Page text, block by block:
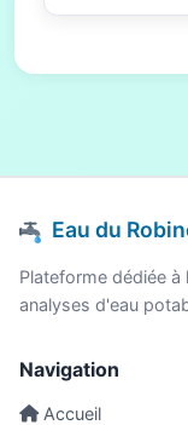
Eau du
Plateforme dédiée à
analyses d'eau
Navigation
Accueil